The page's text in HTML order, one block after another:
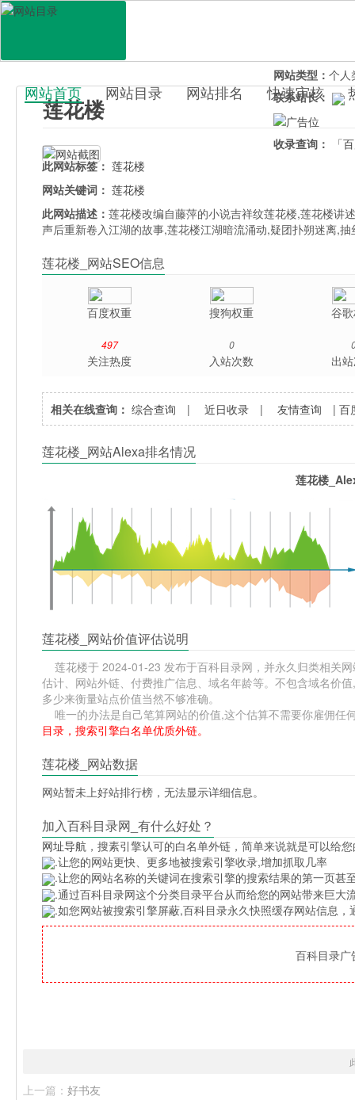
百科目录
网站首页 网站目录 网站排名 快速审核
莲花楼
网站类型： 个人
联系站长：
收录查询：
「
此网站标签： 莲花楼
网站关键词： 莲花楼
此网站描述：莲花楼改编自藤萍的小说吉祥纹莲花楼,莲花楼讲
声后重新卷入江湖的故事,莲花楼江湖暗流涌动,疑团扑朔迷离,
莲花楼_网站SEO信息
百度权重 搜狗权重 谷
497
关注热度
0
入站次数 出
相关在线查询： 综合查询 |近日收录 |友情查询 |百
莲花楼_网站Alexa排名情况
莲花楼
莲花楼_网站价值评估说明
莲花楼于 2024-01-23 发布于百科目录网，并永久归类相关
估计、网站外链、付费推广信息、域名年龄等。不包含域名价
多少来衡量站点价值当然不够准确。
唯一的办法是自己笔算网站的价值,这个估算不需要你雇佣任
目录，搜索引擎白名单优质外链。
莲花楼_网站数据
网站暂未上好站排行榜，无法显示详细信息。
加入百科目录网_有什么好处？
网址导航 ，搜素引擎认可的白名单外链，简单来说就是可以给
.让您的网站更快、更多地被搜索引擎收录,增加抓取几率
.让您的网站名称的关键词在搜索引擎的搜索结果的第一页甚
.通过百科目录网这个分类目录平台从而给您的网站带来巨大
.如您网站被搜索引擎屏蔽,百科目录永久快照缓存网站信息
百科目录
上一篇： 好书友